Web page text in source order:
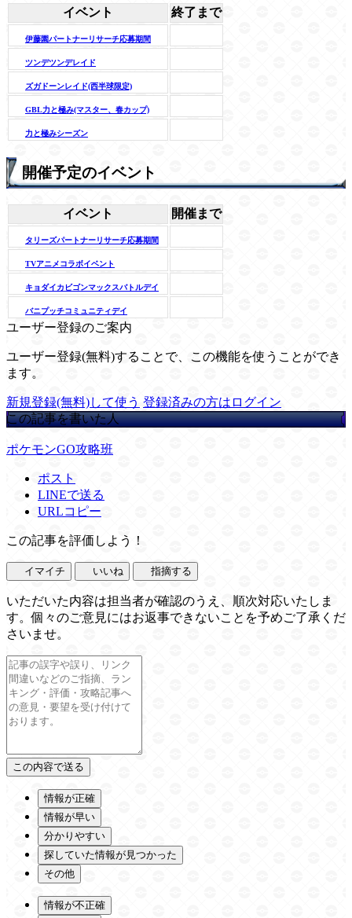
イベント 終了まで
伊藤園パートナーリサーチ応募期間
ツンデツンデレイド
ズガドーンレイド(西半球限定)
GBL力と極み(マスター、春カップ)
力と極みシーズン
開催予定のイベント
イベント 開催まで
タリーズパートナーリサーチ応募期間
TVアニメコラボイベント
キョダイカビゴンマックスバトルデイ
バニプッチコミュニティデイ
ユーザー登録のご案内
ユーザー登録(無料)することで、この機能を使うことができ
ます。
新規登録(無料)して使う 登録済みの方はログイン
この記事を書いた人
ポケモンGO攻略班
ポスト
LINEで送る
URLコピー
この記事を評価しよう！
イマイチ いいね 指摘する
いただいた内容は担当者が確認のうえ、順次対応いたしま
す。個々のご意見にはお返事できないことを予めご了承くだ
さいませ。
情報が正確
情報が早い
分かりやすい
探していた情報が見つかった
その他
情報が不正確